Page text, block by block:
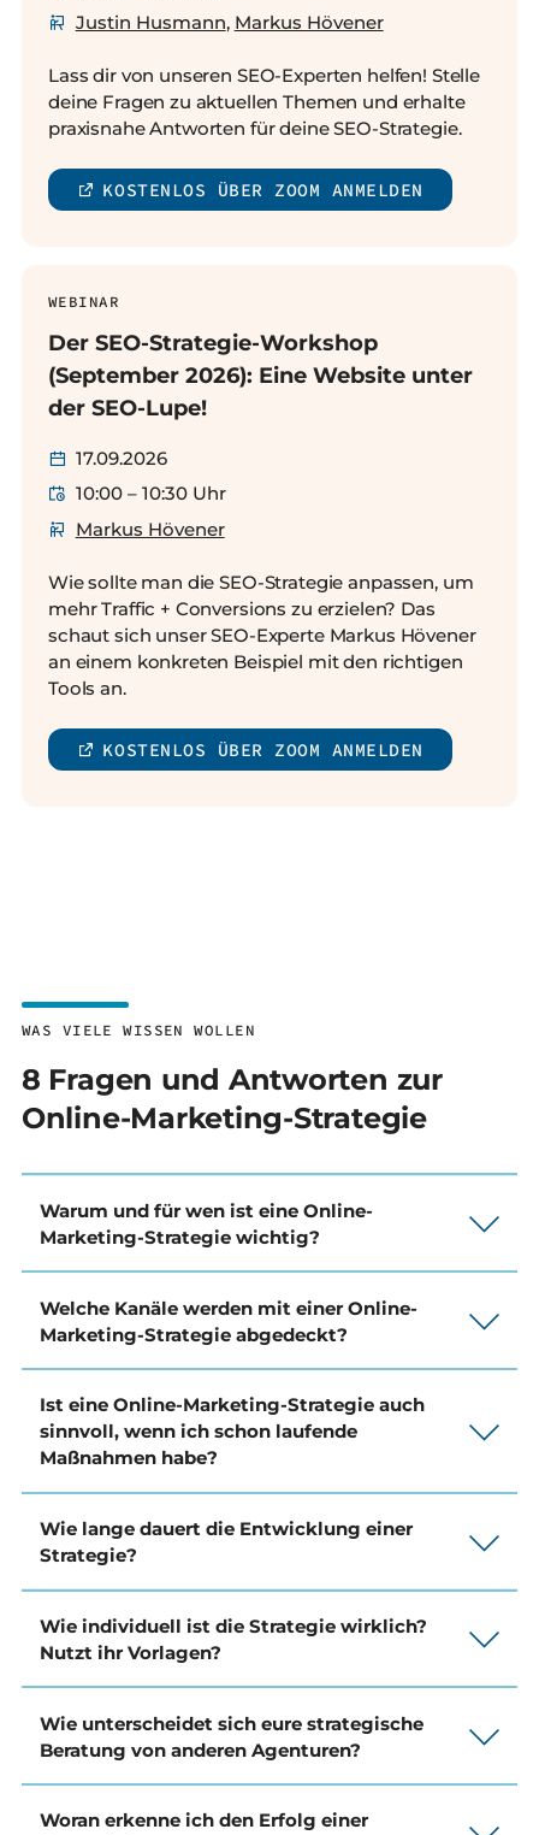
Justin Husmann, Markus Hövener
Lass dir von unseren SEO-Experten helfen! Stelle
deine Fragen zu aktuellen Themen und erhalte
praxisnahe Antworten für deine SEO-Strategie.
KOSTENLOS ÜBER ZOOM ANMELDEN
WEBINAR
Der SEO-Strategie-Workshop
(September 2026): Eine Website unter
der SEO-Lupe!
17.09.2026
10:00 – 10:30 Uhr
Markus Hövener
Wie sollte man die SEO-Strategie anpassen, um
mehr Traffic + Conversions zu erzielen? Das
schaut sich unser SEO-Experte Markus Hövener
an einem konkreten Beispiel mit den richtigen
Tools an.
KOSTENLOS ÜBER ZOOM ANMELDEN
WAS VIELE WISSEN WOLLEN
8 Fragen und Antworten zur
Online-Marketing-Strategie
Warum und für wen ist eine Online-
Marketing-Strategie wichtig?
Welche Kanäle werden mit einer Online-
Marketing-Strategie abgedeckt?
Ist eine Online-Marketing-Strategie auch
sinnvoll, wenn ich schon laufende
Maßnahmen habe?
Wie lange dauert die Entwicklung einer
Strategie?
Wie individuell ist die Strategie wirklich?
Nutzt ihr Vorlagen?
Wie unterscheidet sich eure strategische
Beratung von anderen Agenturen?
Woran erkenne ich den Erfolg einer